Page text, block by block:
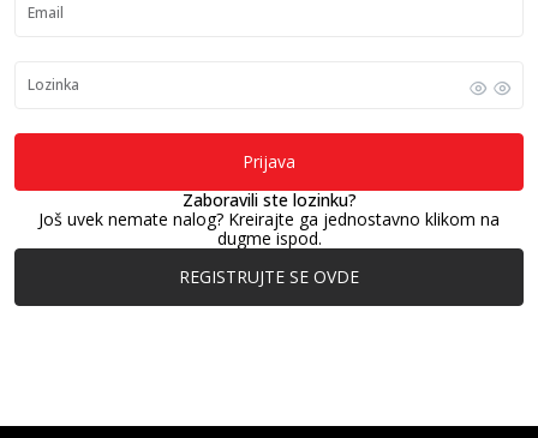
Email
Lozinka
Prijava
Zaboravili ste lozinku?
Još uvek nemate nalog? Kreirajte ga jednostavno klikom na
dugme ispod.
REGISTRUJTE SE OVDE